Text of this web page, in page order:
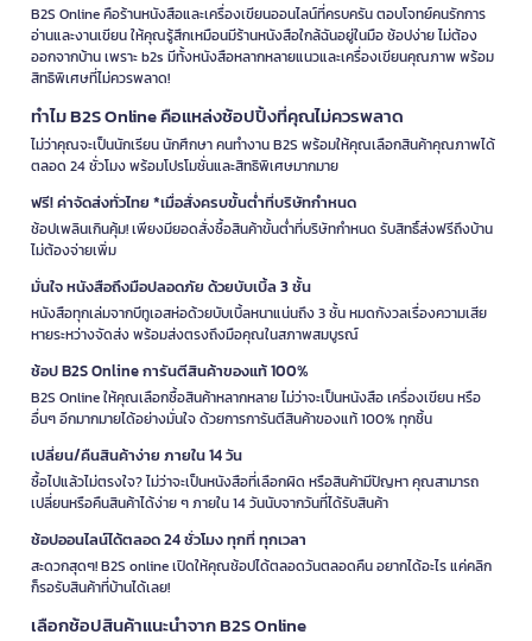
B2S Online คือร้านหนังสือและเครื่องเขียนออนไลน์ที่ครบครัน ตอบโจทย์คนรักการ
อ่านและงานเขียน ให้คุณรู้สึกเหมือนมีร้านหนังสือใกล้ฉันอยู่ในมือ ช้อปง่าย ไม่ต้อง
ออกจากบ้าน เพราะ b2s มีทั้งหนังสือหลากหลายแนวและเครื่องเขียนคุณภาพ พร้อม
สิทธิพิเศษที่ไม่ควรพลาด!
ทำไม B2S Online คือแหล่งช้อปปิ้งที่คุณไม่ควรพลาด
ไม่ว่าคุณจะเป็นนักเรียน นักศึกษา คนทำงาน B2S พร้อมให้คุณเลือกสินค้าคุณภาพได้
ตลอด 24 ชั่วโมง พร้อมโปรโมชั่นและสิทธิพิเศษมากมาย
ฟรี! ค่าจัดส่งทั่วไทย *เมื่อสั่งครบขั้นต่ำที่บริษัทกำหนด
ช้อปเพลินเกินคุ้ม! เพียงมียอดสั่งซื้อสินค้าขั้นต่ำที่บริษัทกำหนด รับสิทธิ์ส่งฟรีถึงบ้าน
ไม่ต้องจ่ายเพิ่ม
มั่นใจ หนังสือถึงมือปลอดภัย ด้วยบับเบิ้ล 3 ชั้น
หนังสือทุกเล่มจากบีทูเอสห่อด้วยบับเบิ้ลหนาแน่นถึง 3 ชั้น หมดกังวลเรื่องความเสีย
หายระหว่างจัดส่ง พร้อมส่งตรงถึงมือคุณในสภาพสมบูรณ์
ช้อป B2S Online การันตีสินค้าของแท้ 100%
B2S Online ให้คุณเลือกซื้อสินค้าหลากหลาย ไม่ว่าจะเป็นหนังสือ เครื่องเขียน หรือ
อื่นๆ อีกมากมายได้อย่างมั่นใจ ด้วยการการันตีสินค้าของแท้ 100% ทุกชิ้น
เปลี่ยน/คืนสินค้าง่าย ภายใน 14 วัน
ซื้อไปแล้วไม่ตรงใจ? ไม่ว่าจะเป็นหนังสือที่เลือกผิด หรือสินค้ามีปัญหา คุณสามารถ
เปลี่ยนหรือคืนสินค้าได้ง่าย ๆ ภายใน 14 วันนับจากวันที่ได้รับสินค้า
ช้อปออนไลน์ได้ตลอด 24 ชั่วโมง ทุกที่ ทุกเวลา
สะดวกสุดๆ! B2S online เปิดให้คุณช้อปได้ตลอดวันตลอดคืน อยากได้อะไร แค่คลิก
ก็รอรับสินค้าที่บ้านได้เลย!
เลือกช้อปสินค้าแนะนำจาก B2S Online